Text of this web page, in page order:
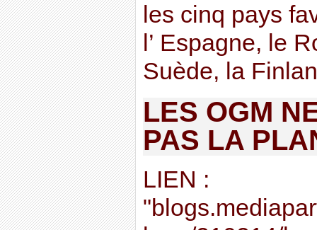
les cinq pays
l’ Espagne, le
Suède, la
LES OGM
PAS LA
LIEN :